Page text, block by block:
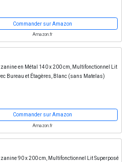
Commander sur Amazon
Amazon.fr
en Métal 140 x 200 cm, Multifonctionnel Lit
Bureau et Étagères, Blanc (sans Matelas)
Commander sur Amazon
Amazon.fr
90 x 200 cm, Multifonctionnel Lit Superposé